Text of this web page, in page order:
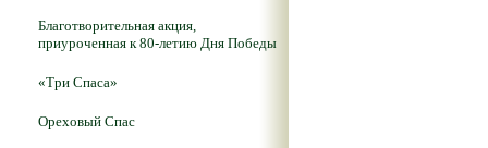
Благотворительная акция,
приуроченная к 80-летию Дня Победы
«Три Спаса»
Ореховый Спас